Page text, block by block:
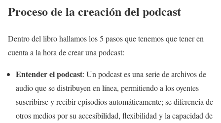
Proceso de la creación del podcast
Dentro del libro hallamos los 5 pasos que tenemos que tener en
cuenta a la hora de crear una podcast:
Entender el podcast: Un podcast es una serie de archivos de
audio que se distribuyen en línea, permitiendo a los oyentes
suscribirse y recibir episodios automáticamente; se diferencia de
otros medios por su accesibilidad, flexibilidad y la capacidad de